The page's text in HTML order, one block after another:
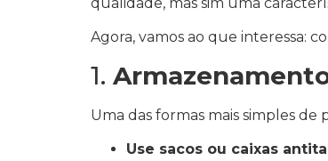
Agora, vamos ao que interessa:
1.
Uma das formas mais simples
Use sacos ou caixas